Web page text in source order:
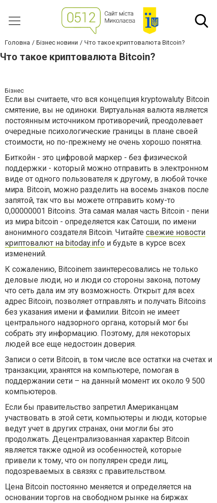
Головна Бізнес новини Что такое криптовалюта Bitcoin?
Что такое криптовалюта Bitcoin?
Бізнес
Если вы считаете, что вся концепция kryptowaluty Bitcoin
смятение, вы не одиноки. Виртуальная валюта является
постоянным источником противоречий, преодолевает
очередные психологические границы в плане своей
стоимости, но по-прежнему не очень хорошо понятна.
Биткойн - это цифровой маркер - без физической
поддержки - который можно отправить в электронном
виде от одного пользователя к другому, в любой точке
мира. Bitcoin, можно разделить на восемь знаков после
запятой, так что вы можете отправить кому-то
0,00000001 Bitcoins. Эта самая малая часть Bitcoin - пени
из мира bitcoin - определяется как Сатоши, по имени
анонимного создателя Bitcoin. Читайте свежие новости
криптовалют на bitoday.info и будьте в курсе всех
изменений.
К сожалению, Bitcoinem заинтересовались не только
деловые люди, но и люди со стороны закона, потому
что сеть дала им эту возможность. Открыт для всех
адрес Bitcoin, позволяет отправлять и получать Bitcoins
без указания имени и фамилии. Bitcoin не имеет
центрального надзорного органа, который мог бы
собрать эту информацию. Поэтому, для некоторых
людей все еще недостоин доверия.
Записи о сети Bitcoin, в том числе все остатки на счетах и
транзакции, хранятся на компьютере, помогая в
поддержании сети – на данный момент их около 9 500
компьютеров.
Если бы правительство запретил Американцам
участвовать в этой сети, компьютеры и люди, которые
ведут учет в других странах, они могли бы это
продолжать. Децентрализованная характер Bitcoin
является также одной из особенностей, которые
привели к тому, что он популярен среди лиц,
подозреваемых в связях с правительством.
Цена Bitcoin постоянно меняется и определяется на
основании торгов на свободном рынке на биржах